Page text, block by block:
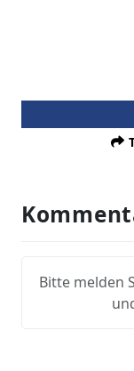
Bitte melden